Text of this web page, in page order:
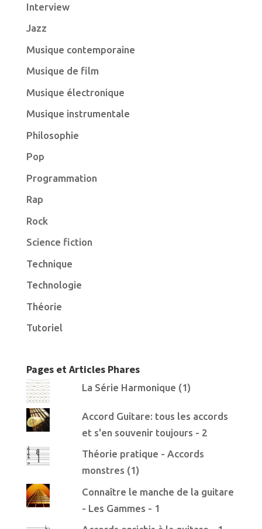
Interview
Jazz
Musique contemporaine
Musique de film
Musique électronique
Musique instrumentale
Philosophie
Pop
Programmation
Rap
Rock
Science fiction
Technique
Technologie
Théorie
Tutoriel
Pages et Articles Phares
La Série Harmonique (1)
Accord Guitare: tous les accords
et s'en souvenir toujours - 2
Théorie pratique - Accords
monstres (1)
Connaître le manche de la guitare
- Les Gammes - 1